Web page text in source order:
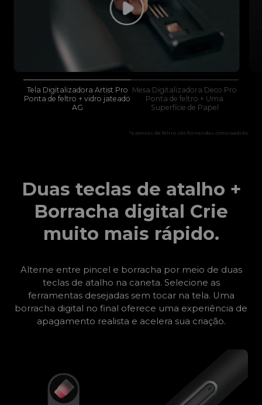
Tela Digitalizadora Artist Pro
Ponta de feltro + vidro jateado
AG
Mesa Digitalizadora Deco Pro
Ponta de feltro + Uma
Superfície de Papel
*4 pontas de feltro são fornecidas como padrão.
Duas teclas de atalho +
Borracha digital Crie
muito mais rápido.
Alterne entre pincel e borracha por meio de duas
teclas de atalho na caneta. Selecione as
ferramentas desejadas sem tocar na tela. Uma
borracha digital no final oferece uma experiência de
apagamento realista e acelera sua criação.